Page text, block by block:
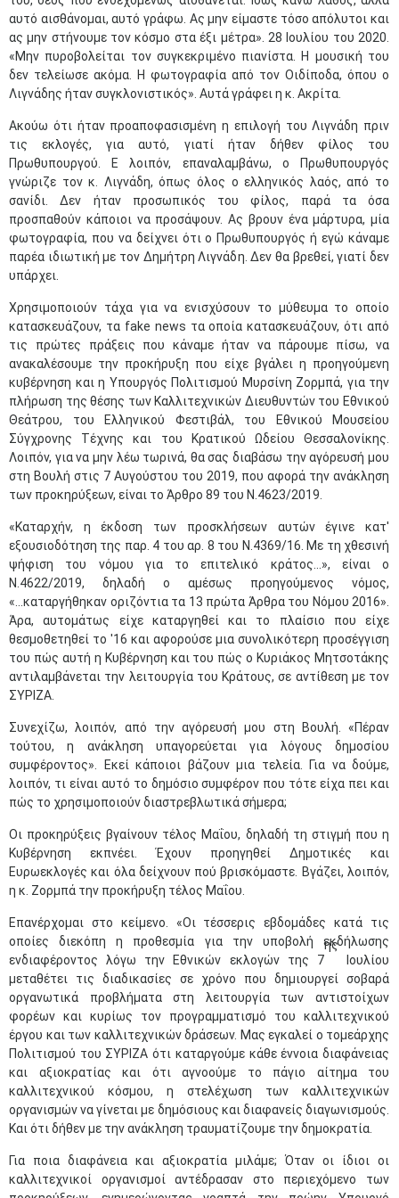
αυτό αισθάνομαι, αυτό γράφω. Ας μην είμαστε τόσο απόλυτοι και
ας μην στήνουμε τον κόσμο στα έξι μέτρα». 28 Ιουλίου του 2020.
«Μην πυροβολείται τον συγκεκριμένο πιανίστα. Η μουσική του
δεν τελείωσε ακόμα. Η φωτογραφία από τον Οιδίποδα, όπου ο
Λιγνάδης ήταν συγκλονιστικός». Αυτά γράφει η κ. Ακρίτα.
Ακούω ότι ήταν προαποφασισμένη η επιλογή του Λιγνάδη πριν
τις εκλογές, για αυτό, γιατί ήταν δήθεν φίλος του
Πρωθυπουργού. Ε λοιπόν, επαναλαμβάνω, ο Πρωθυπουργός
γνώριζε τον κ. Λιγνάδη, όπως όλος ο ελληνικός λαός, από το
σανίδι. Δεν ήταν προσωπικός του φίλος, παρά τα όσα
προσπαθούν κάποιοι να προσάψουν. Ας βρουν ένα μάρτυρα, μία
φωτογραφία, που να δείχνει ότι ο Πρωθυπουργός ή εγώ κάναμε
παρέα ιδιωτική με τον Δημήτρη Λιγνάδη. Δεν θα βρεθεί, γιατί δεν
υπάρχει.
Χρησιμοποιούν τάχα για να ενισχύσουν το μύθευμα το οποίο
κατασκευάζουν, τα fake news τα οποία κατασκευάζουν, ότι από
τις πρώτες πράξεις που κάναμε ήταν να πάρουμε πίσω, να
ανακαλέσουμε την προκήρυξη που είχε βγάλει η προηγούμενη
κυβέρνηση και η Υπουργός Πολιτισμού Μυρσίνη Ζορμπά, για την
πλήρωση της θέσης των Καλλιτεχνικών Διευθυντών του Εθνικού
Θεάτρου, του Ελληνικού Φεστιβάλ, του Εθνικού Μουσείου
Σύγχρονης Τέχνης και του Κρατικού Ωδείου Θεσσαλονίκης.
Λοιπόν, για να μην λέω τωρινά, θα σας διαβάσω την αγόρευσή μου
στη Βουλή στις 7 Αυγούστου του 2019, που αφορά την ανάκληση
των προκηρύξεων, είναι το Άρθρο 89 του Ν.4623/2019.
«Καταρχήν, η έκδοση των προσκλήσεων αυτών έγινε κατ'
εξουσιοδότηση της παρ. 4 του αρ. 8 του Ν.4369/16. Με τη χθεσινή
ψήφιση του νόμου για το επιτελικό κράτος...», είναι ο
Ν.4622/2019, δηλαδή ο αμέσως προηγούμενος νόμος,
«...καταργήθηκαν οριζόντια τα 13 πρώτα Άρθρα του Νόμου 2016».
Άρα, αυτομάτως είχε καταργηθεί και το πλαίσιο που είχε
θεσμοθετηθεί το '16 και αφορούσε μια συνολικότερη προσέγγιση
του πώς αυτή η Κυβέρνηση και του πώς ο Κυριάκος Μητσοτάκης
αντιλαμβάνεται την λειτουργία του Κράτους, σε αντίθεση με τον
ΣΥΡΙΖΑ.
Συνεχίζω, λοιπόν, από την αγόρευσή μου στη Βουλή. «Πέραν
τούτου, η ανάκληση υπαγορεύεται για λόγους δημοσίου
συμφέροντος». Εκεί κάποιοι βάζουν μια τελεία. Για να δούμε,
λοιπόν, τι είναι αυτό το δημόσιο συμφέρον που τότε είχα πει και
πώς το χρησιμοποιούν διαστρεβλωτικά σήμερα;
Οι προκηρύξεις βγαίνουν τέλος Μαΐου, δηλαδή τη στιγμή που η
Κυβέρνηση εκπνέει. Έχουν προηγηθεί Δημοτικές και
Ευρωεκλογές και όλα δείχνουν πού βρισκόμαστε. Βγάζει, λοιπόν,
η κ. Ζορμπά την προκήρυξη τέλος Μαΐου.
Επανέρχομαι στο κείμενο. «Οι τέσσερις εβδομάδες κατά τις
οποίες διεκόπη η προθεσμία για την υποβολή εκδήλωσης
ενδιαφέροντος λόγω την Εθνικών εκλογών της 7
ης
Ιουλίου
μεταθέτει τις διαδικασίες σε χρόνο που δημιουργεί σοβαρά
οργανωτικά προβλήματα στη λειτουργία των αντιστοίχων
φορέων και κυρίως τον προγραμματισμό του καλλιτεχνικού
έργου και των καλλιτεχνικών δράσεων. Μας εγκαλεί ο τομεάρχης
Πολιτισμού του ΣΥΡΙΖΑ ότι καταργούμε κάθε έννοια διαφάνειας
και αξιοκρατίας και ότι αγνοούμε το πάγιο αίτημα του
καλλιτεχνικού κόσμου, η στελέχωση των καλλιτεχνικών
οργανισμών να γίνεται με δημόσιους και διαφανείς διαγωνισμούς.
Και ότι δήθεν με την ανάκληση τραυματίζουμε την δημοκρατία.
Για ποια διαφάνεια και αξιοκρατία μιλάμε; Όταν οι ίδιοι οι
καλλιτεχνικοί οργανισμοί αντέδρασαν στο περιεχόμενο των